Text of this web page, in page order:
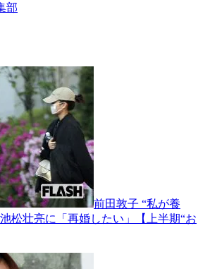
部
前田敦子 “私が養
松壮亮に「再婚したい」【上半期“お